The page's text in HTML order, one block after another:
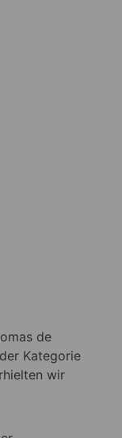
de
Kategorie
wir